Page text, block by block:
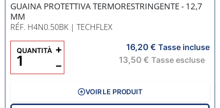
GUAINA PROTETTIVA TERMORESTRINGENTE - 12,7
MM
RÉF. H4N0.50BK | TECHFLEX
16,20 € Tasse incluse
13,50 € Tasse escluse
QUANTITÀ
−
+
VOIR LE PRODUIT